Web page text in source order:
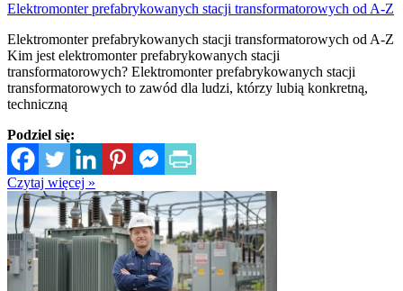
Elektromonter prefabrykowanych stacji transformatorowych od A-Z
Elektromonter prefabrykowanych stacji transformatorowych od A-Z
Kim jest elektromonter prefabrykowanych stacji
transformatorowych? Elektromonter prefabrykowanych stacji
transformatorowych to zawód dla ludzi, którzy lubią konkretną,
techniczną
Podziel się:
Czytaj więcej »